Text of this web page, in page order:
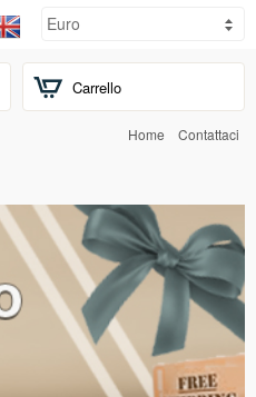
Carrello
Home Contattaci